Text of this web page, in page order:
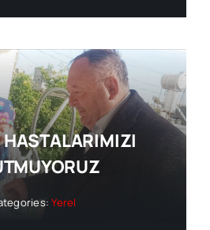
HASTALARIMIZI
Yerel